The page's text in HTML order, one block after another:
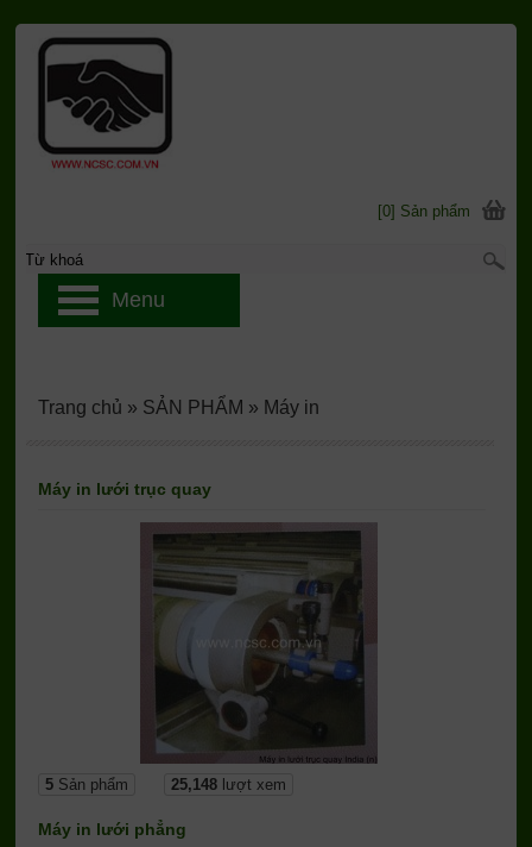
Máy in lưới trục quay
5Sản phẩm 25,148lượt xem
Máy in lưới phẳng
Trang chủ » SẢN PHẨM » Máy in
[0] Sản phẩm
Menu